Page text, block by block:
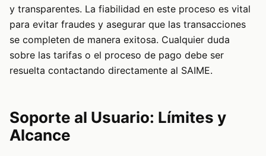
y transparentes. La fiabilidad en este proceso es vital
para evitar fraudes y asegurar que las transacciones
se completen de manera exitosa. Cualquier duda
sobre las tarifas o el proceso de pago debe ser
resuelta contactando directamente al SAIME.
Soporte al Usuario: Límites y
Alcance